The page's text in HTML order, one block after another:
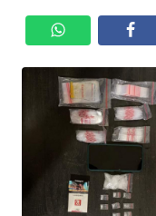
SERBI
OPINI
Informasi
INDEKS